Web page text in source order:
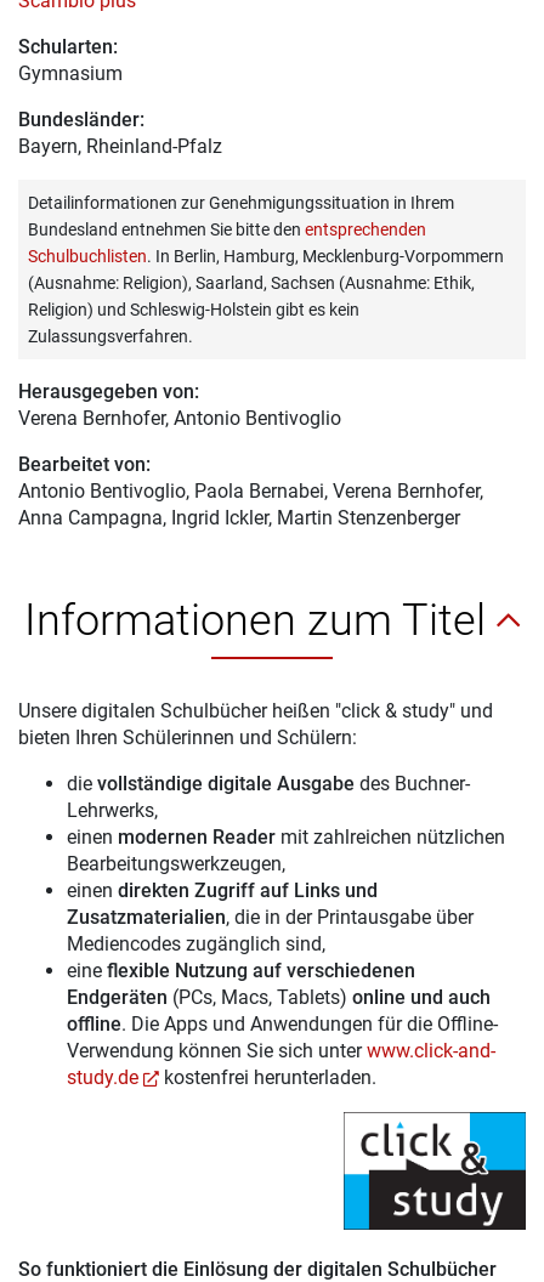
Schularten:
Gymnasium
Bundesländer:
Bayern, Rheinland-Pfalz
Detailinformationen zur Genehmigungssituation in Ihrem
Bundesland entnehmen Sie bitte den entsprechenden
Schulbuchlisten. In Berlin, Hamburg, Mecklenburg-Vorpommern
(Ausnahme: Religion), Saarland, Sachsen (Ausnahme: Ethik,
Religion) und Schleswig-Holstein gibt es kein
Zulassungsverfahren.
Herausgegeben von:
Verena Bernhofer, Antonio Bentivoglio
Bearbeitet von:
Antonio Bentivoglio, Paola Bernabei, Verena Bernhofer,
Anna Campagna, Ingrid Ickler, Martin Stenzenberger
Informationen zum Titel
Unsere digitalen Schulbücher heißen "click & study" und
bieten Ihren Schülerinnen und Schülern:
die vollständige digitale Ausgabe des Buchner-
Lehrwerks,
einen modernen Reader mit zahlreichen nützlichen
Bearbeitungswerkzeugen,
einen direkten Zugriff auf Links und
Zusatzmaterialien, die in der Printausgabe über
Mediencodes zugänglich sind,
eine flexible Nutzung auf verschiedenen
Endgeräten (PCs, Macs, Tablets) online und auch
offline. Die Apps und Anwendungen für die Offline-
Verwendung können Sie sich unterwww.click-and-
study.de
kostenfrei herunterladen.
So funktioniert die Einlösung der digitalen Schulbücher